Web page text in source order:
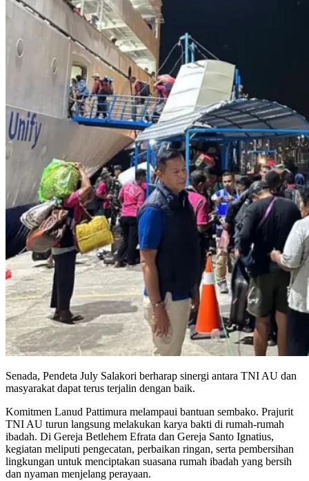
Senada, Pendeta July Salakori berharap sinergi antara TNI AU dan
masyarakat dapat terus terjalin dengan baik.
Komitmen Lanud Pattimura melampaui bantuan sembako. Prajurit
TNI AU turun langsung melakukan karya bakti di rumah-rumah
ibadah. Di Gereja Betlehem Efrata dan Gereja Santo Ignatius,
kegiatan meliputi pengecatan, perbaikan ringan, serta pembersihan
lingkungan untuk menciptakan suasana rumah ibadah yang bersih
dan nyaman menjelang perayaan.